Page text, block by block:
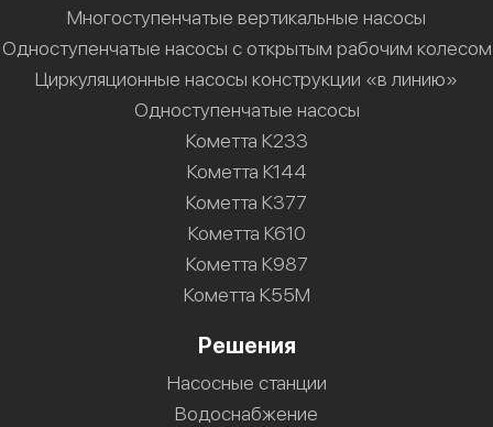
Многоступенчатые вертикальные насосы
Одноступенчатые насосы с открытым рабочим колесом
Циркуляционные насосы конструкции «в линию»
Одноступенчатые насосы
Кометта К233
Кометта К144
Кометта К377
Кометта К610
Кометта К987
Кометта К55М
Решения
Насосные станции
Водоснабжение